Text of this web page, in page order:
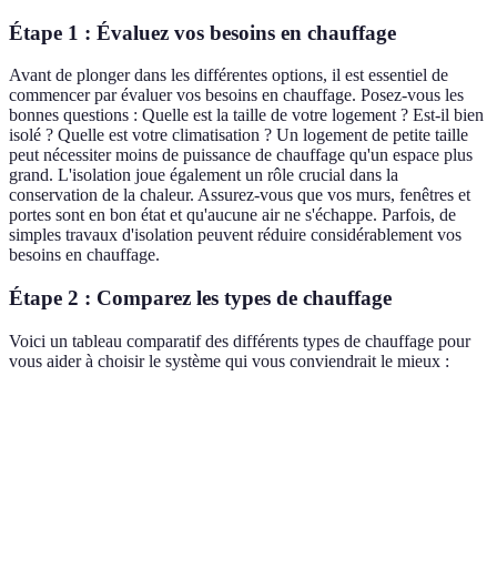
Étape 1 : Évaluez vos besoins en chauffage
Avant de plonger dans les différentes options, il est essentiel de
commencer par évaluer vos besoins en chauffage. Posez-vous les
bonnes questions : Quelle est la taille de votre logement ? Est-il bien
isolé ? Quelle est votre climatisation ? Un logement de petite taille
peut nécessiter moins de puissance de chauffage qu'un espace plus
grand. L'isolation joue également un rôle crucial dans la
conservation de la chaleur. Assurez-vous que vos murs, fenêtres et
portes sont en bon état et qu'aucune air ne s'échappe. Parfois, de
simples travaux d'isolation peuvent réduire considérablement vos
besoins en chauffage.
Étape 2 : Comparez les types de chauffage
Voici un tableau comparatif des différents types de chauffage pour
vous aider à choisir le système qui vous conviendrait le mieux :